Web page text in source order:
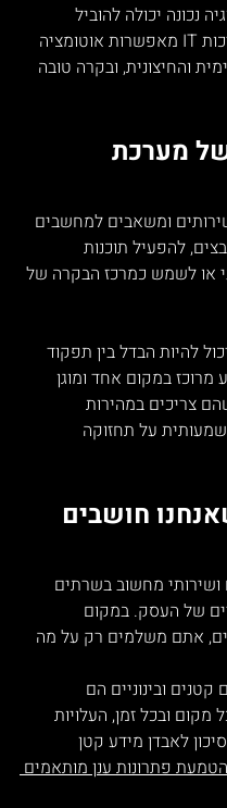
נכונה יכולה להוביל
לחיסכון משמעותי בזמן ובכסף. מערכות IT מאפשרות אוטומציה
והחיצונית, ובקרה טובה
מערכת
ומשאבים למחשבים
להפעיל תוכנות
או לשמש כמרכז הבקרה של
שרת יכול להיות הבדל בין תפקוד
במקום אחד ומוגן
צריכים במהירות
על תחזוקה
חושבים
ושירותי מחשוב בשרתים
של העסק. במקום
אתם משלמים רק על מה
ובינוניים הם
ובכל זמן, העלויות
לאבדן מידע קטן
פתרונות ענן מותאמים